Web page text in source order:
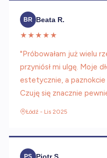
BR
Beata R.
★★★★★
"Próbowałam już wielu
przyniósł mi ulgę. Moje
estetycznie, a paznokcie
Czuję się znacznie
Łódź - Lis 2025
PS